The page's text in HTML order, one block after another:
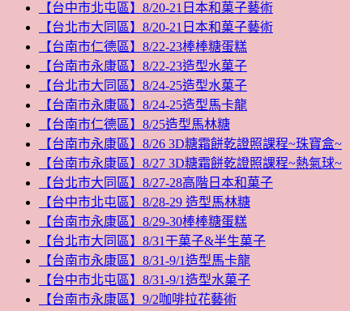
【台中市北屯區】8/20-21日本和菓子藝術
【台北市大同區】8/20-21日本和菓子藝術
【台南市仁德區】8/22-23棒棒糖蛋糕
【台南市永康區】8/22-23造型水菓子
【台北市大同區】8/24-25造型水菓子
【台南市永康區】8/24-25造型馬卡龍
【台南市仁德區】8/25造型馬林糖
【台南市永康區】8/26 3D糖霜餅乾證照課程~珠寶盒~
【台南市永康區】8/27 3D糖霜餅乾證照課程~熱氣球~
【台北市大同區】8/27-28高階日本和菓子
【台中市北屯區】8/28-29 造型馬林糖
【台南市永康區】8/29-30棒棒糖蛋糕
【台北市大同區】8/31干菓子&半生菓子
【台南市永康區】8/31-9/1造型馬卡龍
【台中市北屯區】8/31-9/1造型水菓子
【台南市永康區】9/2咖啡拉花藝術